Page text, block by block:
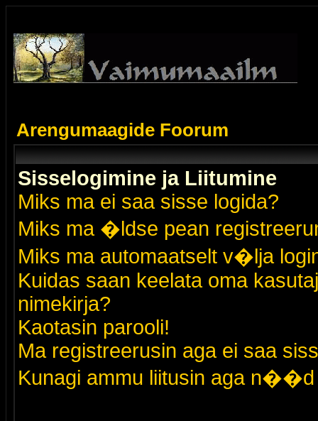
Arengumaagide Foorum
Sisselogimine ja Liitumine
Miks ma ei saa sisse logida?
Miks ma �ldse pean
Miks ma automaatselt v�lja
Kuidas saan keelata oma
nimekirja?
Kaotasin parooli!
Ma registreerusin aga ei saa
Kunagi ammu liitusin aga n��d